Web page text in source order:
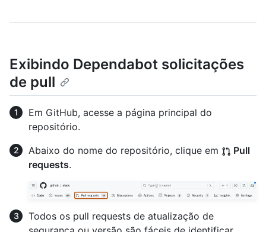
Exibindo Dependabot solicitações
de pull
Em GitHub, acesse a página principal do
repositório.
Abaixo do nome do repositório, clique em
Pull
requests.
Todos os pull requests de atualização de